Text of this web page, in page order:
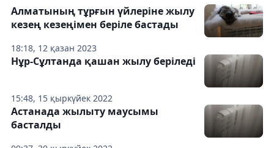
18:18, 12 қазан 2023
Алматының тұрғын үйлеріне жылу
кезең кезеңімен беріле бастады
15:48, 15 қыркүйек 2022
Нұр-Сұлтанда қашан жылу беріледі
Астанада жылыту маусымы
басталды